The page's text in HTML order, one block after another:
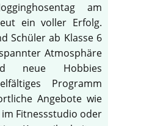
am
ein voller Erfolg.
Schüler ab Klasse 6
Atmosphäre
neue Hobbies
Programm
Angebote wie
im Fitnessstudio oder